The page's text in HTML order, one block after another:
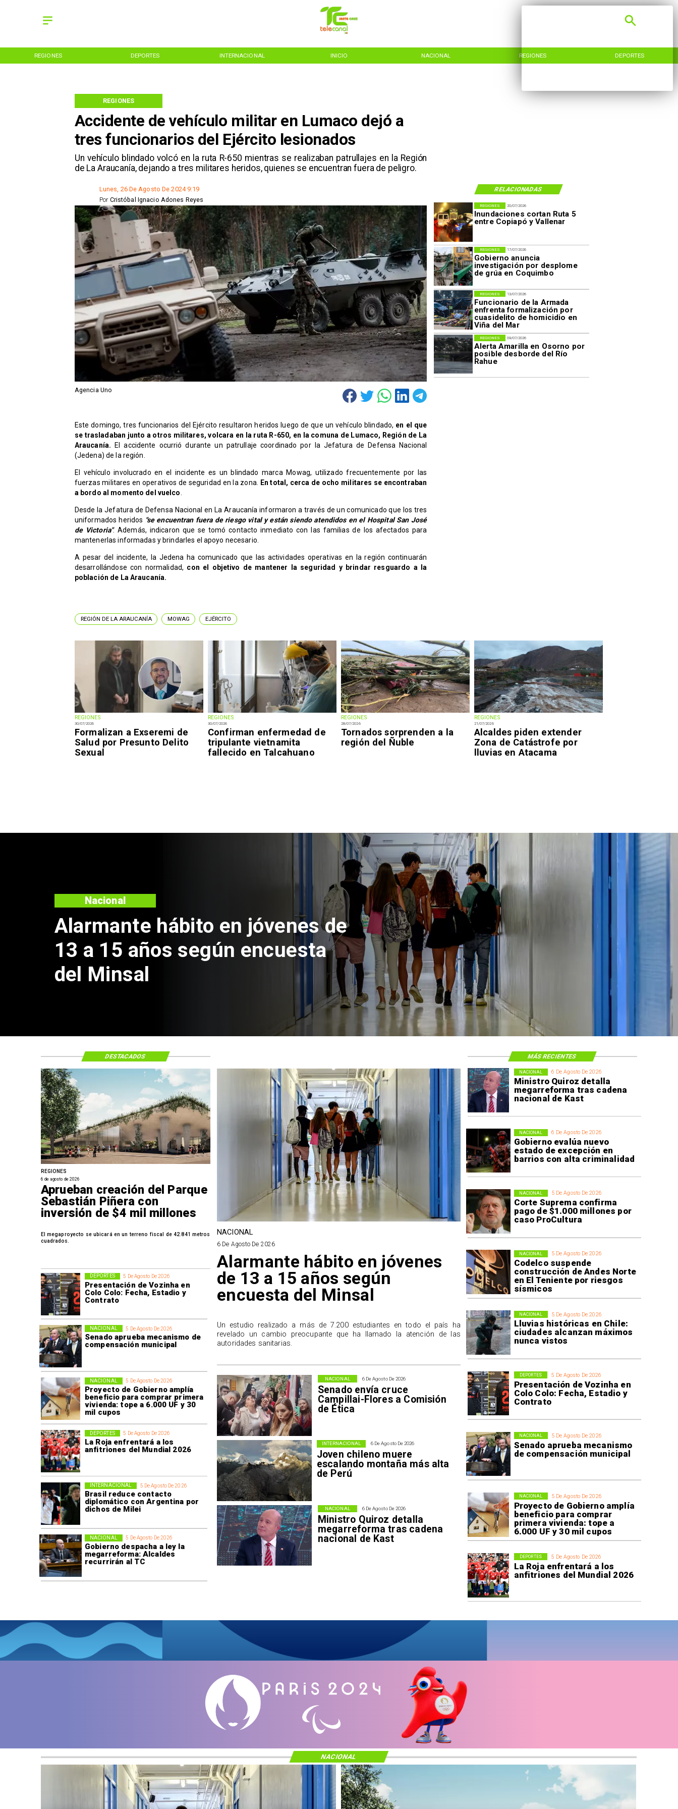
REGIONES DEPORTES INTERNACIONAL INICIO NACIONAL REGIONES DEPORTES
Accidente de vehículo militar en Lumaco dejó a
tres funcionarios del Ejército lesionados
​Un vehículo blindado volcó en la ruta R-650 mientras se realizaban patrullajes en la Región
de La Araucanía, dejando a tres militares heridos, quienes se encuentran fuera de peligro.
REGIONES
RELACIONADAS
Lunes, 26 De Agosto De 2024 9:19
Cristóbal Ignacio Adones Reyes
Por
Agencia Uno
REGIONES
30/07/2026
Formalizan a Exseremi de
Salud por Presunto Delito
Sexual
REGIONES
30/07/2026
Confirman enfermedad de
tripulante vietnamita
fallecido en Talcahuano
REGIONES
28/07/2026
Tornados sorprenden a la
región del Ñuble
REGIONES
21/07/2026
Alcaldes piden extender
Zona de Catástrofe por
lluvias en Atacama
20/07/2026
Inundaciones cortan Ruta 5
entre Copiapó y Vallenar
REGIONES
17/07/2026
Gobierno anuncia
investigación por desplome
de grúa en Coquimbo
REGIONES
13/07/2026
Funcionario de la Armada
enfrenta formalización por
cuasidelito de homicidio en
Viña del Mar
REGIONES
09/07/2026
Alerta Amarilla en Osorno por
posible desborde del Río
Rahue
REGIONES
Este domingo, tres funcionarios del Ejército resultaron heridos luego de que un vehículo blindado, en el que
se trasladaban junto a otros militares, volcara en la ruta R-650, en la comuna de Lumaco, Región de La
Araucanía.
El accidente ocurrió durante un patrullaje coordinado por la Jefatura de Defensa Nacional
(Jedena) de la región.
El vehículo involucrado en el incidente es un blindado marca Mowag, utilizado frecuentemente por las
fuerzas militares en operativos de seguridad en la zona. En total, cerca de ocho militares se encontraban
a bordo al momento del vuelco
Desde la Jefatura de Defensa Nacional en La Araucanía informaron a través de un comunicado que los tres
uniformados heridos "se encuentran fuera de riesgo vital y están siendo atendidos en el Hospital San José
de Victoria". Además, indicaron que se tomó contacto inmediato con las familias de los afectados para
mantenerlas informadas y brindarles el apoyo necesario.
A pesar del incidente, la Jedena ha comunicado que las actividades operativas en la región continuarán
desarrollándose con normalidad, con el objetivo de mantener la seguridad y brindar resguardo a la
población de La Araucanía.
REGIÓN DE LA ARAUCANÍA MOWAG EJÉRCITO
Aprueban creación del Parque
Sebastián Piñera con inversión
de $4 mil millones
Regiones
6 De Agosto De 2026
Ministro Quiroz detalla
megarreforma tras cadena
nacional de Kast
NACIONAL
6 De Agosto De 2026
Gobierno evalúa nuevo
estado de excepción en
barrios con alta criminalidad
NACIONAL
5 De Agosto De 2026
Corte Suprema confirma
pago de $1.000 millones por
caso ProCultura
NACIONAL
5 De Agosto De 2026
Codelco suspende
construcción de Andes Norte
en El Teniente por riesgos
sísmicos
NACIONAL
5 De Agosto De 2026
Lluvias históricas en Chile:
ciudades alcanzan máximos
nunca vistos
NACIONAL
5 De Agosto De 2026
Presentación de Vozinha en
Colo Colo: Fecha, Estadio y
Contrato
DEPORTES
5 De Agosto De 2026
Senado aprueba mecanismo
de compensación municipal
NACIONAL
5 De Agosto De 2026
Proyecto de Gobierno amplía
beneficio para comprar
primera vivienda: tope a
6.000 UF y 30 mil cupos
NACIONAL
5 De Agosto De 2026
La Roja enfrentará a los
anfitriones del Mundial 2026
DEPORTES
5 De Agosto De 2026
Presentación de Vozinha en
Colo Colo: Fecha, Estadio y
Contrato
DEPORTES
5 De Agosto De 2026
Senado aprueba mecanismo de
compensación municipal
NACIONAL
5 De Agosto De 2026
Proyecto de Gobierno amplía
beneficio para comprar primera
vivienda: tope a 6.000 UF y 30
mil cupos
NACIONAL
5 De Agosto De 2026
La Roja enfrentará a los
anfitriones del Mundial 2026
DEPORTES
5 De Agosto De 2026
Brasil reduce contacto
diplomático con Argentina por
dichos de Milei
INTERNACIONAL
5 De Agosto De 2026
Gobierno despacha a ley la
megarreforma: Alcaldes
recurrirán al TC
NACIONAL
6 De Agosto De 2026
Senado envía cruce
Campillai-Flores a Comisión
de Ética
NACIONAL
6 De Agosto De 2026
Joven chileno muere
escalando montaña más alta
de Perú
INTERNACIONAL
6 De Agosto De 2026
Ministro Quiroz detalla
megarreforma tras cadena
nacional de Kast
NACIONAL
REGIONES
6 de agosto de 2026
Aprueban creación del Parque
Sebastián Piñera con
inversión de $4 mil millones
El megaproyecto se ubicará en un terreno fiscal de 42.841 metros
cuadrados.
NACIONAL
6 De Agosto De 2026
Alarmante hábito en jóvenes
de 13 a 15 años según
encuesta del Minsal
Un estudio realizado a más de 7.200 estudiantes en todo el país ha
revelado un cambio preocupante que ha llamado la atención de las
autoridades sanitarias.
DESTACADOS MÁS RECIENTES
NACIONAL